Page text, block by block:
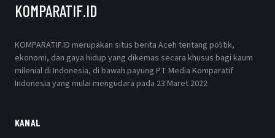
KOMPARATIF.ID
KOMPARATIF.ID merupakan situs berita Aceh tentang politik,
ekonomi, dan gaya hidup yang dikemas secara khusus bagi kaum
milenial di Indonesia, di bawah payung PT Media Komparatif
Indonesia yang mulai mengudara pada 23 Maret 2022
KANAL